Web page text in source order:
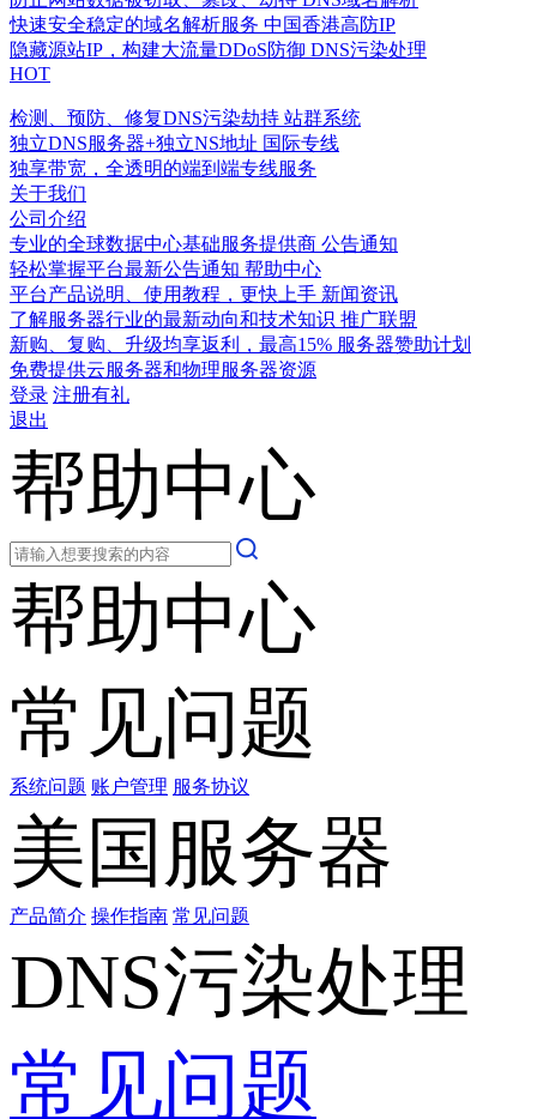
快速安全稳定的域名解析服务 中国香港高防IP
隐藏源站IP，构建大流量DDoS防御 DNS污染处理
HOT
检测、预防、修复DNS污染劫持 站群系统
独立DNS服务器+独立NS地址 国际专线
独享带宽，全透明的端到端专线服务
关于我们
公司介绍
专业的全球数据中心基础服务提供商 公告通知
轻松掌握平台最新公告通知 帮助中心
平台产品说明、使用教程，更快上手 新闻资讯
了解服务器行业的最新动向和技术知识 推广联盟
新购、复购、升级均享返利，最高15% 服务器赞助计划
免费提供云服务器和物理服务器资源
登录 注册有礼
退出
帮助中心
帮助中心
常见问题
系统问题 账户管理 服务协议
美国服务器
产品简介 操作指南 常见问题
DNS污染处理
常见问题